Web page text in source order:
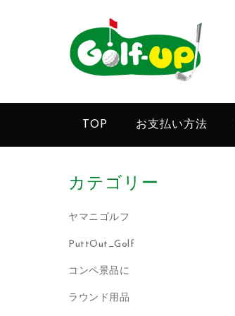
TOP お支払い方法
カテゴリー
ヤマニゴルフ
PuttOut_Golf
コンペ景品に
ラウンド用品